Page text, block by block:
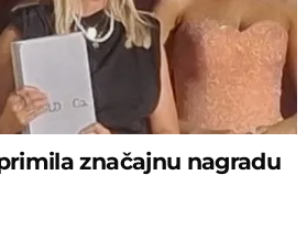
značajnu nagradu